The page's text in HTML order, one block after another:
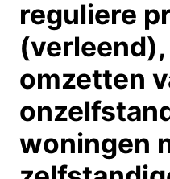
reguliere
omzetten
woningen